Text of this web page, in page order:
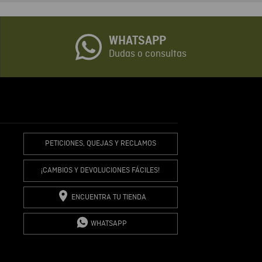
COMENTARIO
WHATSAPP
Dudas o consultas
PETICIONES, QUEJAS Y RECLAMOS
¡CAMBIOS Y DEVOLUCIONES FÁCILES!
ENCUENTRA TU TIENDA
WHATSAPP